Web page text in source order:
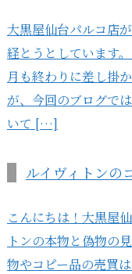
大黒屋仙台パルコ店
経とうとしています
月も終わりに差し掛
が、今回のブログで
いて […]
ルイヴィトンの
こんにちは！大黒屋
トンの本物と偽物の
物やコピー品の売買